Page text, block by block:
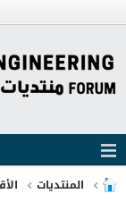
المنتديات